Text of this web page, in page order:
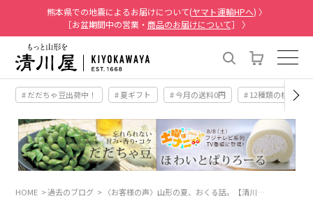
熊本県での地震によるお届けについて(ヤマト運輸HPへ) 〉
［お盆期間中の営業・ 商品のお届けについて］ 〉
# だだちゃ豆出荷中！ # 夏ギフト # 今月の送料0円 # 12種類の桃
HOME 過去のブログ 〈お客様の声〉山形の夏、おくる話。【清川…